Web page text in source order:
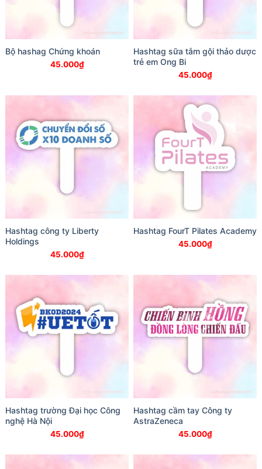
Bộ hashag Chứng khoán
45.000₫
Hashtag sữa tắm gội thảo dược
trẻ em Ong Bi
45.000₫
Hashtag công ty Liberty
Holdings
45.000₫
Hashtag FourT Pilates Academy
45.000₫
Hashtag trường Đại học Công
nghệ Hà Nội
45.000₫
Hashtag cầm tay Công ty
AstraZeneca
45.000₫